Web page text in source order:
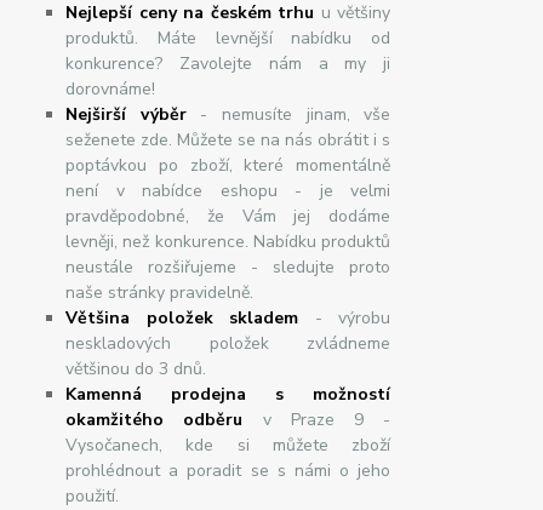
Nejlepší ceny na českém trhu u většiny
produktů. Máte levnější nabídku od
konkurence? Zavolejte nám a my ji
dorovnáme!
Nejširšívýběr- nemusíte jinam, vše
seženete zde. Můžete se na nás obrátit i s
poptávkou po zboží, které momentálně
není v nabídce eshopu - je velmi
pravděpodobné, že Vám jej dodáme
levněji, než konkurence. Nabídku produktů
neustále rozšiřujeme - sledujte proto
naše stránky pravidelně.
Většina položek skladem - výrobu
neskladových položek zvládneme
většinou do 3 dnů.
Kamenná prodejna s možností
okamžitého odběru v Praze 9 -
Vysočanech, kde si můžete zboží
prohlédnout a poradit se s námi o jeho
použití.